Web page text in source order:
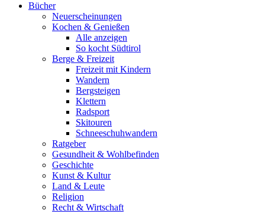
Bücher
Neuerscheinungen
Kochen & Genießen
Alle anzeigen
So kocht Südtirol
Berge & Freizeit
Freizeit mit Kindern
Wandern
Bergsteigen
Klettern
Radsport
Skitouren
Schneeschuhwandern
Ratgeber
Gesundheit & Wohlbefinden
Geschichte
Kunst & Kultur
Land & Leute
Religion
Recht & Wirtschaft